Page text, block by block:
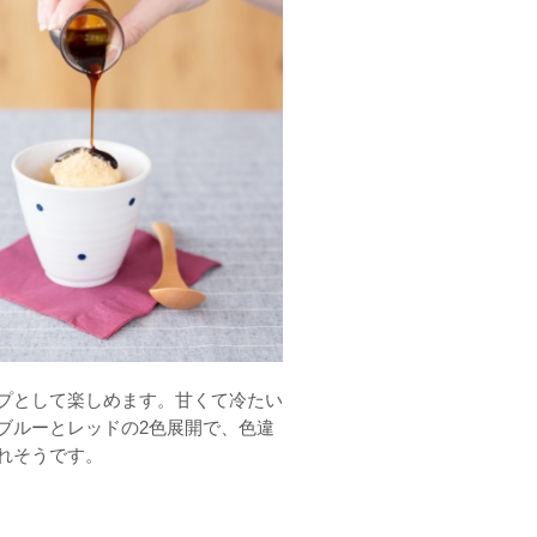
として楽しめます。甘くて冷たい
ルーとレッドの2色展開で、色違
うです。